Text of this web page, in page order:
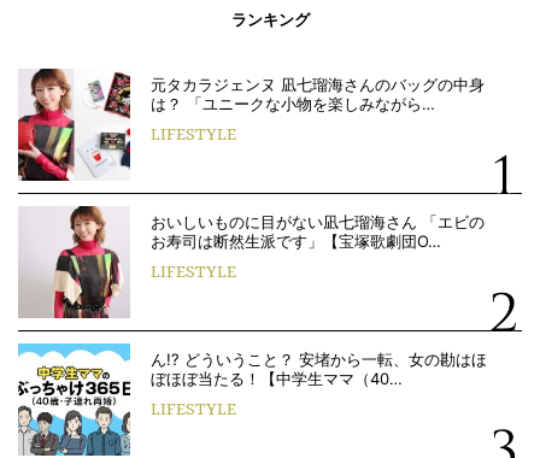
ランキング
元タカラジェンヌ 凪七瑠海さんのバッグの中身
は？ 「ユニークな小物を楽しみながら…
LIFESTYLE
おいしいものに目がない凪七瑠海さん 「エビの
お寿司は断然生派です」【宝塚歌劇団O…
LIFESTYLE
ん!? どういうこと？ 安堵から一転、女の勘はほ
ぼほぼ当たる！【中学生ママ（40…
LIFESTYLE